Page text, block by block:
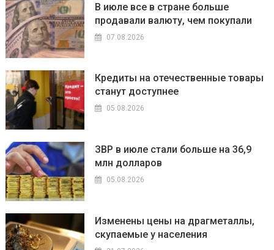
В июле все в стране больше
продавали валюту, чем покупали
07.08.2026
Кредиты на отечественные товары
станут доступнее
05.08.2026
ЗВР в июле стали больше на 36,9
млн долларов
05.08.2026
Изменены цены на драгметаллы,
скупаемые у населения